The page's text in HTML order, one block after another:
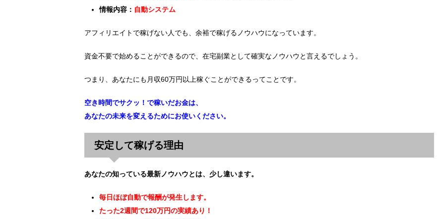
情報内容： 自動システム
アフィリエイトで稼げない人でも、余裕で稼げるノウハウになっています。
資金不要で始めることができるので、在宅副業として確実なノウハウと言えるでしょう。
つまり、あなたにも月収60万円以上稼ぐことができるってことです。
空き時間でサクッ！で稼いだお金は、
あなたの未来を変えるためにお使いください。
安定して稼げる理由
あなたの知っている最新ノウハウとは、少し違います。
毎日ほぼ自動で報酬が発生します。
たった2週間で120万円の実績あり！